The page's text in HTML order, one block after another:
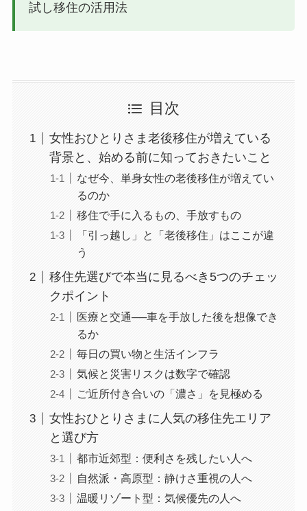
試し移住の活用法
目次
女性おひとりさま老後移住が増えている
背景と、始める前に知っておきたいこと
なぜ今、単身女性の老後移住が増えてい
るのか
移住で手に入るもの、手放すもの
「引っ越し」と「老後移住」はここが違
う
移住先選びで本当に見るべき5つのチェッ
クポイント
医療と交通──車を手放した後を想像でき
るか
毎日の買い物と生活インフラ
気候と災害リスクは数字で確認
ご近所付き合いの「濃さ」を見極める
女性おひとりさまに人気の移住先エリア
と選び方
都市近郊型：便利さを残したい人へ
自然派・高原型：静けさ重視の人へ
温暖リゾート型：気候優先の人へ